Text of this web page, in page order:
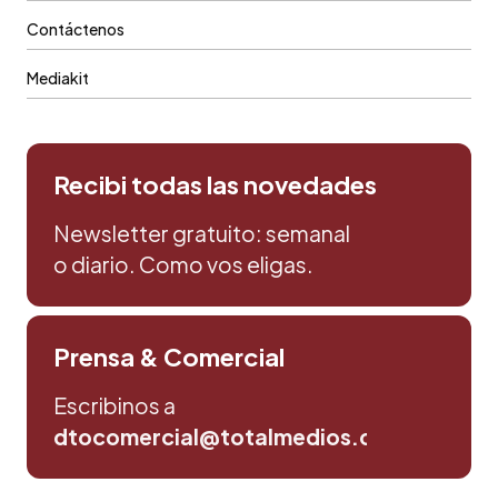
Contáctenos
Mediakit
Recibi todas las novedades
Newsletter gratuito: semanal
o diario. Como vos eligas.
Prensa & Comercial
Escribinos a
dtocomercial@totalmedios.com